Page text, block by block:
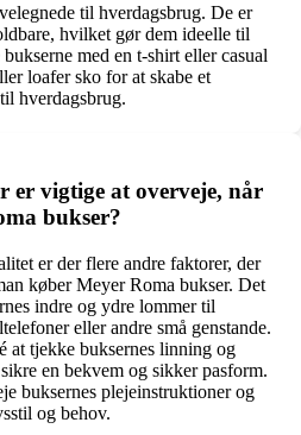
til hverdagsbrug. De er
hvilket gør dem ideelle til
med en t-shirt eller casual
loafer sko for at skabe et
hverdagsbrug.
er vigtige at overveje, når
bukser?
er der flere andre faktorer, der
køber Meyer Roma bukser. Det
indre og ydre lommer til
eller andre små genstande.
at tjekke buksernes linning og
en bekvem og sikker pasform.
buksernes plejeinstruktioner og
og behov.